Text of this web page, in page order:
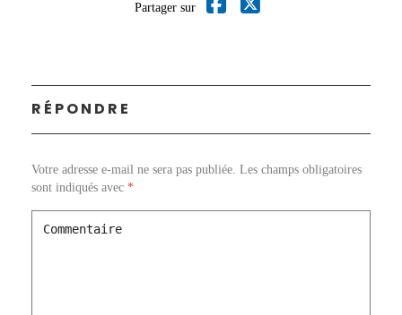
Partager sur
RÉPONDRE
Votre adresse e-mail ne sera pas publiée. Les champs obligatoires
sont indiqués avec *